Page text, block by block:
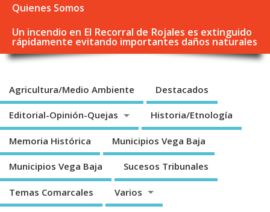
Quienes Somos
Un incendio en El Recorral de Rojales es extinguido
rápidamente evitando importantes daños naturales
Agricultura/Medio Ambiente Destacados
Editorial-Opinión-Quejas Historia/Etnología
Memoria Histórica Municipios Vega Baja
Municipios Vega Baja Sucesos Tribunales
Temas Comarcales Varios